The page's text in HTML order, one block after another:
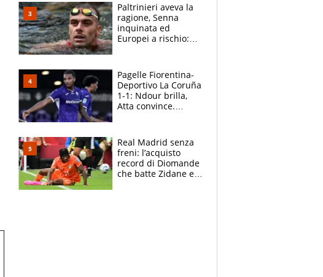
Paltrinieri aveva la
ragione, Senna
inquinata ed
Europei a rischio:
adesso
Pagelle Fiorentina-
Deportivo La Coruña
1-1: Ndour brilla,
Atta convince.
Real Madrid senza
freni: l’acquisto
record di Diomande
che batte Zidane e